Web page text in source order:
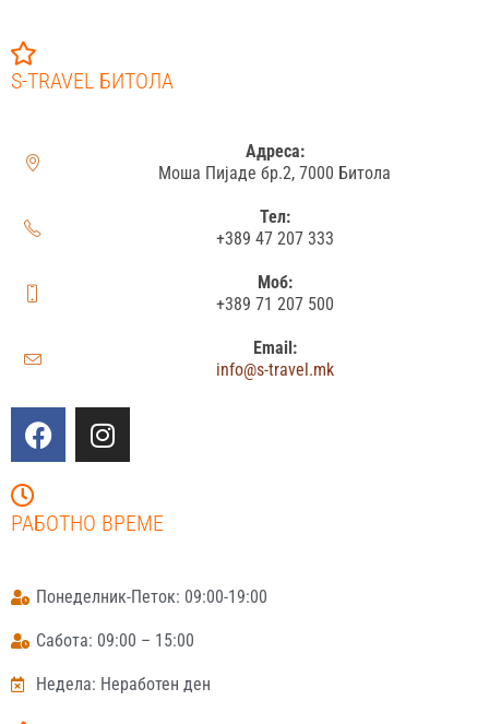
S-TRAVEL БИТОЛА
Адреса:
Моша Пијаде бр.2, 7000 Битола
Тел:
+389 47 207 333
Моб:
+389 71 207 500
Email:
info@s-travel.mk
РАБОТНО ВРЕМЕ
Понеделник-Петок: 09:00-19:00
Сабота: 09:00 – 15:00
Недела: Неработен ден